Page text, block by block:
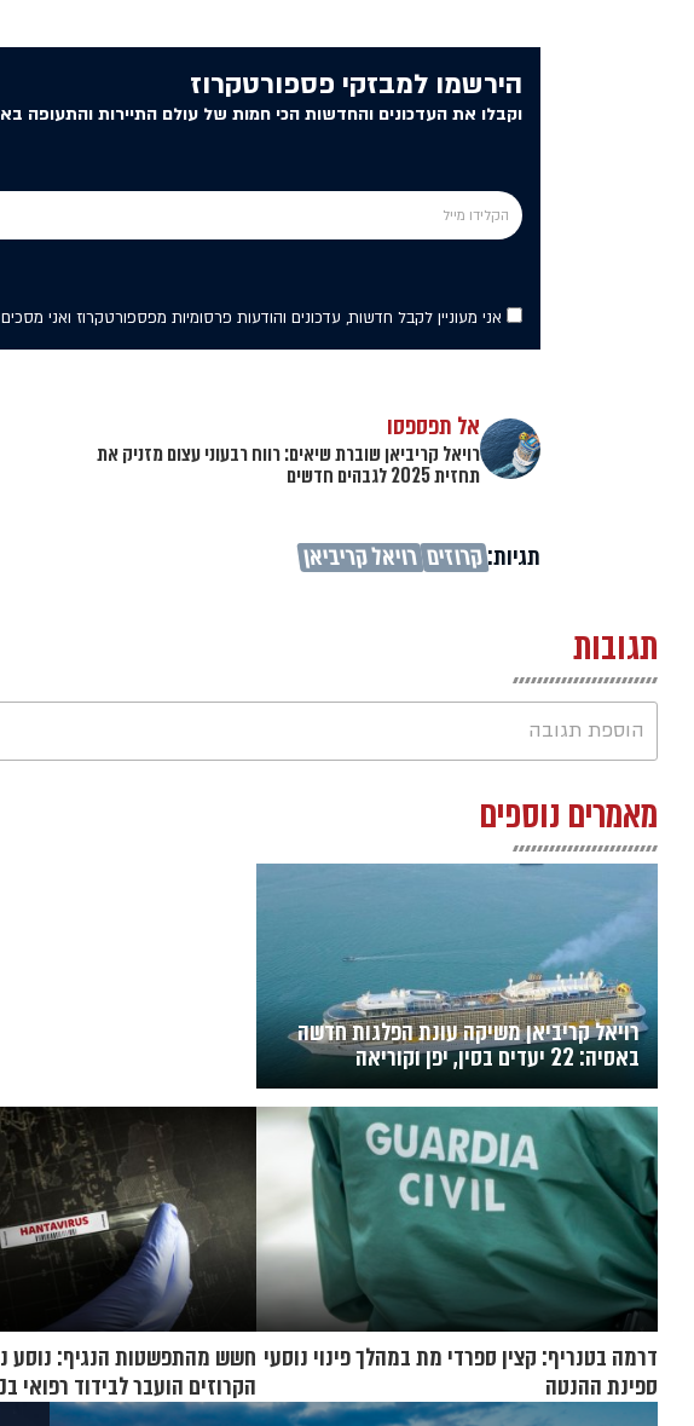
הירשמו למבזקי פספורטקרוז
וקבלו את העדכונים והחדשות הכי חמות של עולם התיירות והתעופה
אני מעוניין לקבל חדשות, עדכונים והודעות פרסומיות מפספורטקרוז ואני
אל תפספסו
רויאל קריביאן שוברת שיאים: רווח רבעוני עצום מזניק את
תחזית 2025 לגבהים חדשים
תגיות:קרוזים רויאל קריביאן
תגובות
הוספת תגובה
מאמרים נוספים
רויאל קריביאן משיקה עונת הפלגות חדשה
באסיה: 22 יעדים בסין, יפן וקוריאה
דרמה בטנריף: קצין ספרדי מת במהלך פינוי נוסעי
ספינת ההנטה
חשש מהתפשטות הנגיף: נוסע
הקרוזים הועבר לבידוד רפואי